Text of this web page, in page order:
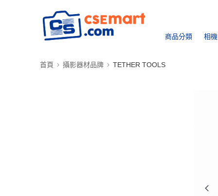
商品分類 相
首頁 攝影器材品牌 TETHER TOOLS